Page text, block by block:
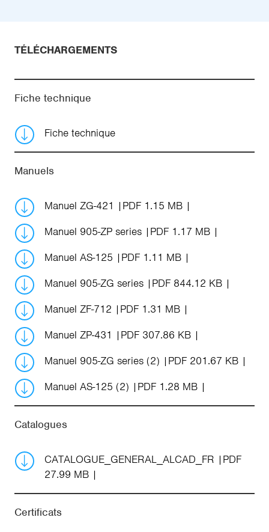
TÉLÉCHARGEMENTS
Fiche technique
Fiche technique
Manuels
Manuel ZG-421
PDF 1.15 MB
Manuel 905-ZP series
PDF 1.17 MB
Manuel AS-125
PDF 1.11 MB
Manuel 905-ZG series
PDF 844.12 KB
Manuel ZF-712
PDF 1.31 MB
Manuel ZP-431
PDF 307.86 KB
Manuel 905-ZG series (2)
PDF 201.67 KB
Manuel AS-125 (2)
PDF 1.28 MB
Catalogues
CATALOGUE_GENERAL_ALCAD_FR
PDF
27.99 MB
Certificats